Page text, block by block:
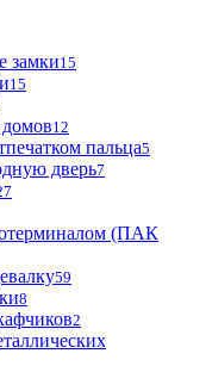
замки15
15
12
пальца5
дверь7
(ПАК
59
8
2